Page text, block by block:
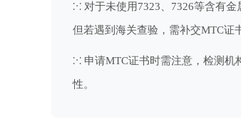
⁙ 对于未使用7323、7326等含有金
但若遇到海关查验，需补交MTC证
⁙ 申请MTC证书时需注意，检测机
性。